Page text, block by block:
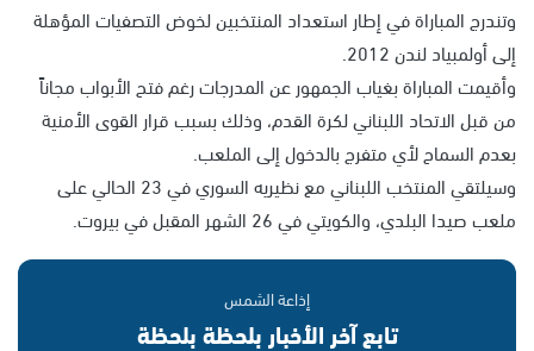
وتندرج المباراة في إطار استعداد المنتخبين لخوض التصفيات المؤهلة
إلى أولمبياد لندن 2012.
وأقيمت المباراة بغياب الجمهور عن المدرجات رغم فتح الأبواب مجاناً
من قبل الاتحاد اللبناني لكرة القدم، وذلك بسبب قرار القوى الأمنية
بعدم السماح لأي متفرج بالدخول إلى الملعب.
وسيلتقي المنتخب اللبناني مع نظيريه السوري في 23 الحالي على
ملعب صيدا البلدي، والكويتي في 26 الشهر المقبل في بيروت.
إذاعة الشمس
تابع آخر الأخبار بلحظة بلحظة